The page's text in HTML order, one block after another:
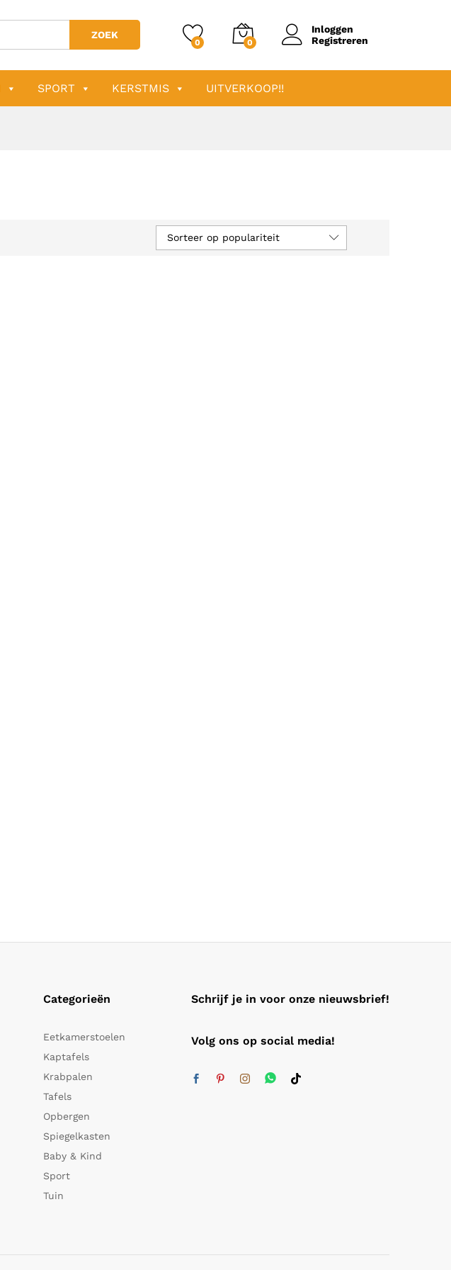
ZOEK
0 0
Inloggen
Registreren
SPORT KERSTMIS UITVERKOOP!!
Sorteer op populariteit
Categorieën
Eetkamerstoelen
Kaptafels
Krabpalen
Tafels
Opbergen
Spiegelkasten
Baby & Kind
Sport
Tuin
Schrijf je in voor onze nieuwsbrief!
Volg ons op social media!